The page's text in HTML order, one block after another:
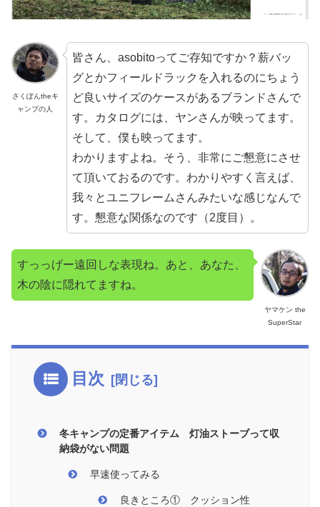
さくぽんtheキ
ャンプの人
皆さん、asobitoってご存知ですか？薪バッ
グとかフィールドラックを入れるのにちょう
ど良いサイズのケースがあるブランドさんで
す。カタログには、ヤンさんが映ってます。
そして、僕も映ってます。
わかりますよね。そう、非常にご懇意にさせ
て頂いておるのです。わかりやすく言えば、
我々とユニフレームさんみたいな感じなんで
す。懇意な関係なのです（2度目）。
ヤマケン the
SuperStar
すっっげー遠回しな表現ね。あと、あなた、
木の陰に隠れてますね。
目次
冬キャンプの定番アイテム 灯油ストーブって収
納袋がない問題
早速使ってみる
良きところ① クッション性